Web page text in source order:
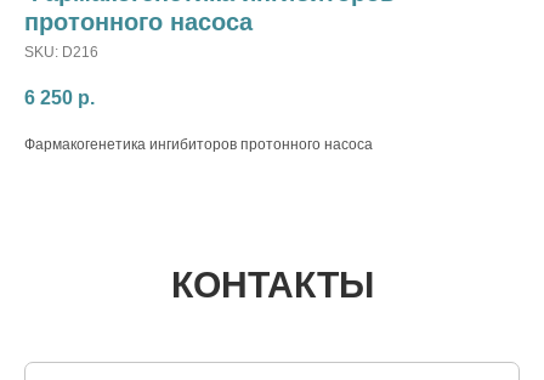
протонного насоса
SKU: D216
6 250 р.
Фармакогенетика ингибиторов протонного насоса
КОНТАКТЫ